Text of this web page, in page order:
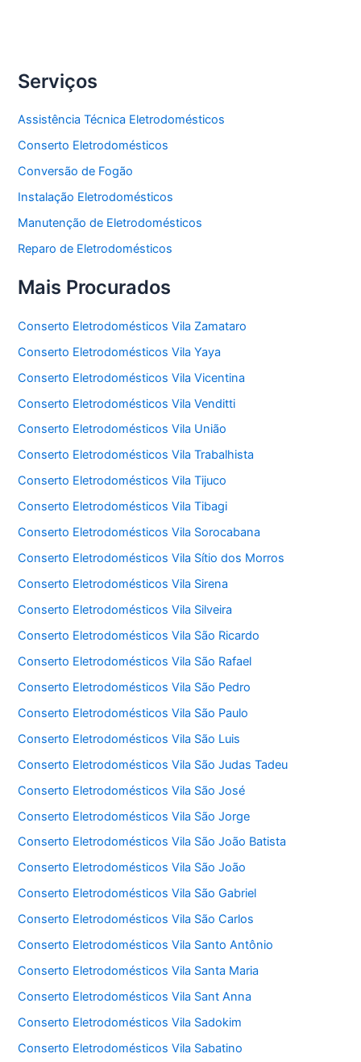
Serviços
Assistência Técnica Eletrodomésticos
Conserto Eletrodomésticos
Conversão de Fogão
Instalação Eletrodomésticos
Manutenção de Eletrodomésticos
Reparo de Eletrodomésticos
Mais Procurados
Conserto Eletrodomésticos Vila Zamataro
Conserto Eletrodomésticos Vila Yaya
Conserto Eletrodomésticos Vila Vicentina
Conserto Eletrodomésticos Vila Venditti
Conserto Eletrodomésticos Vila União
Conserto Eletrodomésticos Vila Trabalhista
Conserto Eletrodomésticos Vila Tijuco
Conserto Eletrodomésticos Vila Tibagi
Conserto Eletrodomésticos Vila Sorocabana
Conserto Eletrodomésticos Vila Sítio dos Morros
Conserto Eletrodomésticos Vila Sirena
Conserto Eletrodomésticos Vila Silveira
Conserto Eletrodomésticos Vila São Ricardo
Conserto Eletrodomésticos Vila São Rafael
Conserto Eletrodomésticos Vila São Pedro
Conserto Eletrodomésticos Vila São Paulo
Conserto Eletrodomésticos Vila São Luis
Conserto Eletrodomésticos Vila São Judas Tadeu
Conserto Eletrodomésticos Vila São José
Conserto Eletrodomésticos Vila São Jorge
Conserto Eletrodomésticos Vila São João Batista
Conserto Eletrodomésticos Vila São João
Conserto Eletrodomésticos Vila São Gabriel
Conserto Eletrodomésticos Vila São Carlos
Conserto Eletrodomésticos Vila Santo Antônio
Conserto Eletrodomésticos Vila Santa Maria
Conserto Eletrodomésticos Vila Sant Anna
Conserto Eletrodomésticos Vila Sadokim
Conserto Eletrodomésticos Vila Sabatino